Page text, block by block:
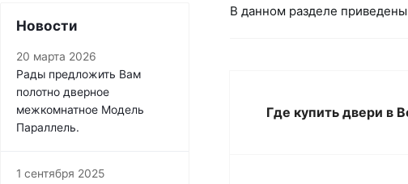
В данном разделе
Где купить двери в
Новости
20 марта 2026
Рады предложить Вам
полотно дверное
межкомнатное Модель
Параллель.
1 сентября 2025